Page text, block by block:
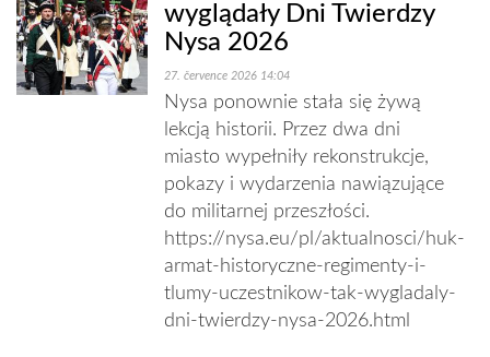
wyglądały Dni Twierdzy
Nysa 2026
27. července 2026 14:04
Nysa ponownie stała się żywą
lekcją historii. Przez dwa dni
miasto wypełniły rekonstrukcje,
pokazy i wydarzenia nawiązujące
do militarnej przeszłości.
https://nysa.eu/pl/aktualnosci/huk-
armat-historyczne-regimenty-i-
tlumy-uczestnikow-tak-wygladaly-
dni-twierdzy-nysa-2026.html